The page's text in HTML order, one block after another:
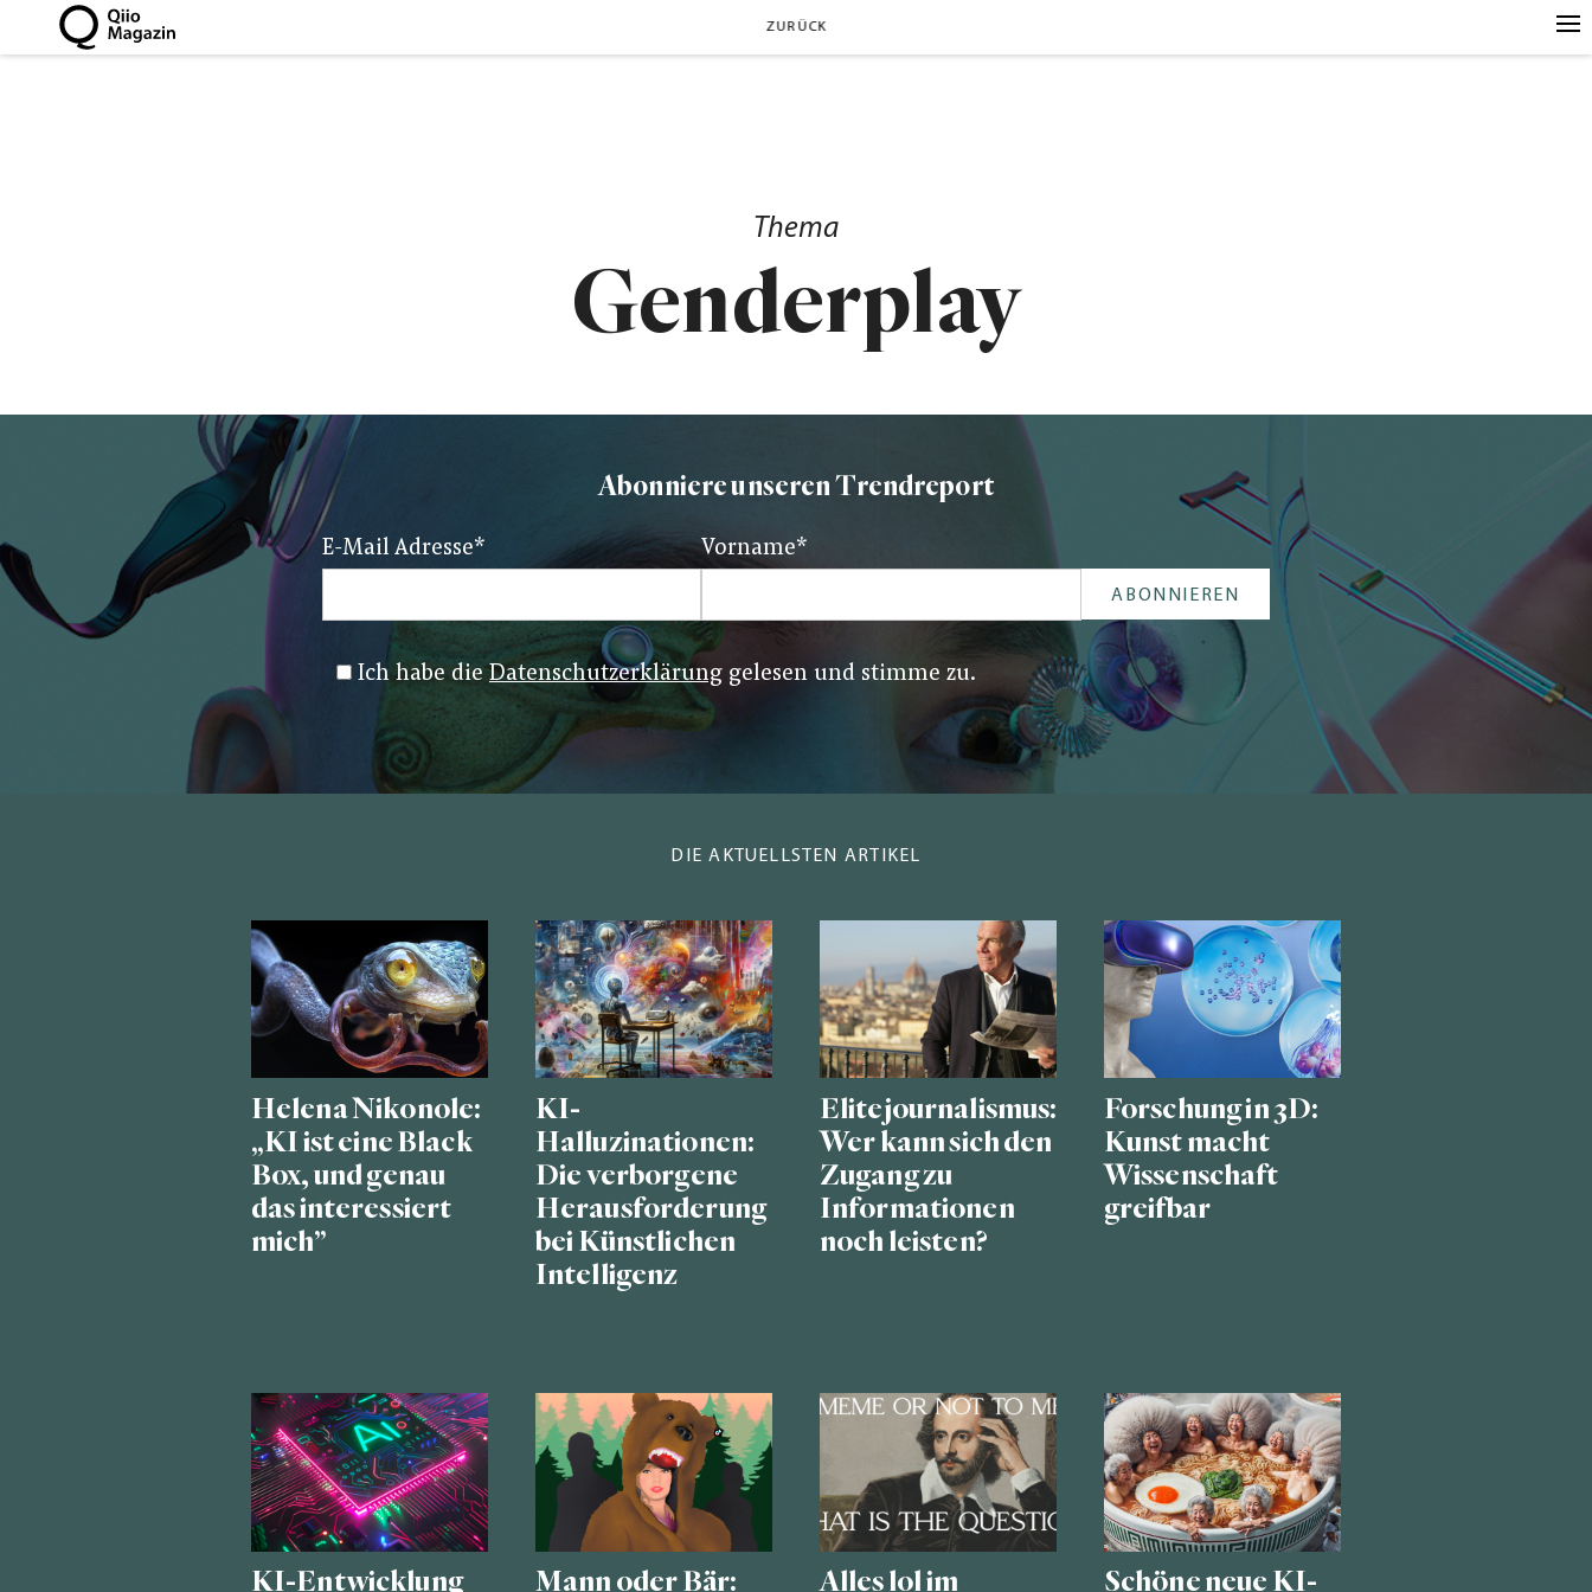
ZURÜCK
Thema
Genderplay
Abonniere unseren Trendreport
E-Mail Adresse* Vorname*
Ich habe dieDatenschutzerklärung gelesen und stimme zu.
DIE AKTUELLSTEN ARTIKEL
Helena Nikonole:
„KI ist eine Black
Box, und genau
das interessiert
mich”
KI-
Halluzinationen:
Die verborgene
Herausforderung
bei Künstlichen
Intelligenz
Elitejournalismus:
Wer kann sich den
Zugang zu
Informationen
noch leisten?
Forschung in 3D:
Kunst macht
Wissenschaft
greifbar
KI-Entwicklung Mann oder Bär: Alles lol im Schöne neue KI-